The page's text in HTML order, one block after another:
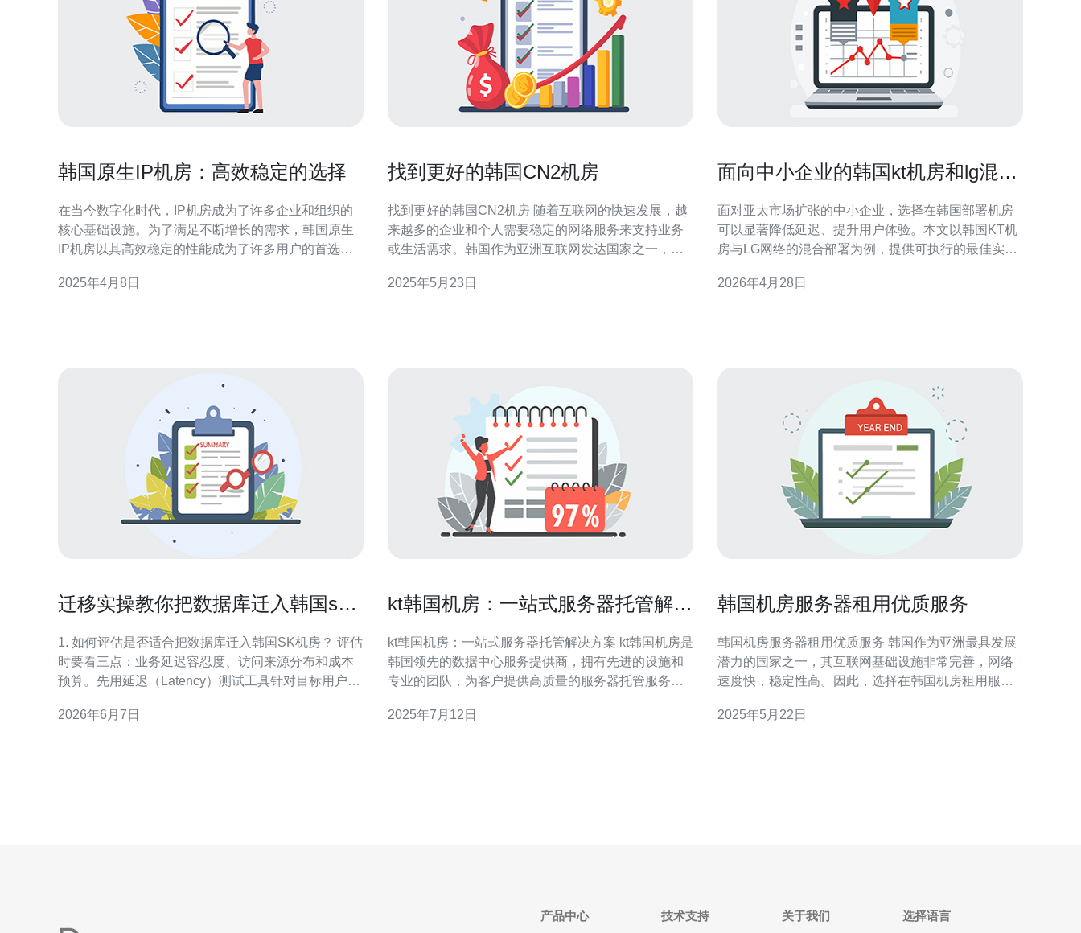
韩国原生IP机房：高效稳定的选择
在当今数字化时代，IP机房成为了许多企业和组织的
核心基础设施。为了满足不断增长的需求，韩国原生
IP机房以其高效稳定的性能成为了许多用户的首选。
为用户提供高效稳定的服务。机房采用最新的服务器
2025年4月8日
找到更好的韩国CN2机房
找到更好的韩国CN2机房 随着互联网的快速发展，越
来越多的企业和个人需要稳定的网络服务来支持业务
或生活需求。韩国作为亚洲互联网发达国家之一，拥
指采用了中国电信的CN2线路的数据中心。CN2线路
2025年5月23日
面向中小企业的韩国kt机房和lg混合
面对亚太市场扩张的中小企业，选择在韩国部署机房
可以显著降低延迟、提升用户体验。本文以韩国KT机
房与LG网络的混合部署为例，提供可执行的最佳实
现稳定与弹性。 首先说明为何采用KT+LG混合架构：
2026年4月28日
迁移实操教你把数据库迁入韩国sk
1. 如何评估是否适合把数据库迁入韩国SK机房？ 评估
时要看三点：业务延迟容忍度、访问来源分布和成本
预算。先用延迟（Latency）测试工具针对目标用户做
来源占比，若韩国或东北亚用户占比高，迁入韩国SK
2026年6月7日
kt韩国机房：一站式服务器托管解决
kt韩国机房：一站式服务器托管解决方案 kt韩国机房是
韩国领先的数据中心服务提供商，拥有先进的设施和
专业的团队，为客户提供高质量的服务器托管服务。
提供一站式的服务器托管解决方案。 kt韩国机房提供
2025年7月12日
韩国机房服务器租用优质服务
韩国机房服务器租用优质服务 韩国作为亚洲最具发展
潜力的国家之一，其互联网基础设施非常完善，网络
速度快，稳定性高。因此，选择在韩国机房租用服务
为用户提供更好的体验。 韩国机房服务器租用服务具
2025年5月22日
产品中心 技术支持 关于我们 选择语言